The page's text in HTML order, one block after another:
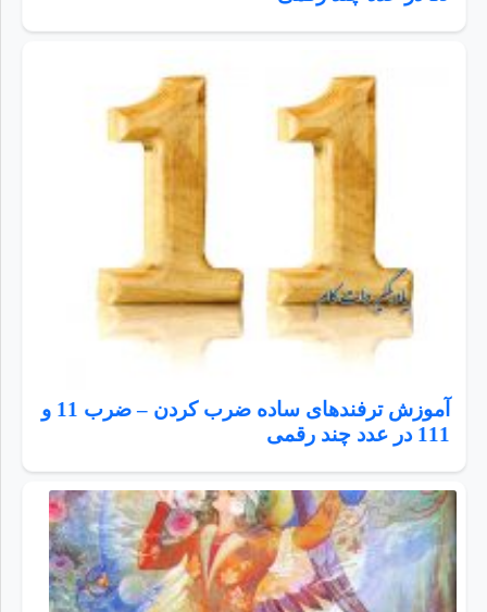
آموزش ترفندهای ساده ضرب کردن – ضرب 11 و
111 در عدد چند رقمی